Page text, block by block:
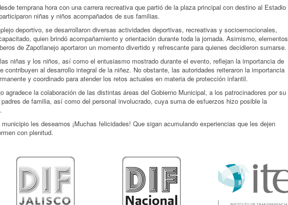
temprana hora con una carrera recreativa que partió de la plaza principal con destino al Estadio
niñas y niños acompañados de sus familias.
deportivo, se desarrollaron diversas actividades deportivas, recreativas y socioemocionales,
quien brindó acompañamiento y orientación durante toda la jornada. Asimismo, elementos
de Zapotlanejo aportaron un momento divertido y refrescante para quienes decidieron sumarse.
niñas y los niños, así como el entusiasmo mostrado durante el evento, reflejan la importancia de
contribuyen al desarrollo integral de la niñez. No obstante, las autoridades reiteraron la importancia
y coordinado para atender los retos actuales en materia de protección infantil.
agradece la colaboración de las distintas áreas del Gobierno Municipal, a los patrocinadores por su
de familia, así como del personal involucrado, cuya suma de esfuerzos hizo posible la
les deseamos ¡Muchas felicidades! Que sigan acumulando experiencias que les dejen
con plenitud.